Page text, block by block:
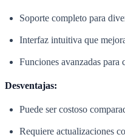
Soporte completo para
Interfaz intuitiva que
Funciones avanzadas
Desventajas:
Puede ser costoso
Requiere actualizaciones